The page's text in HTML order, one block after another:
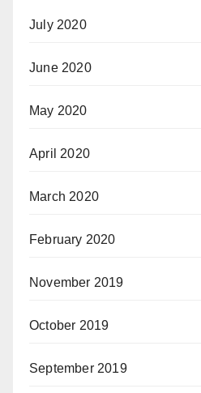
July 2020
June 2020
May 2020
April 2020
March 2020
February 2020
November 2019
October 2019
September 2019